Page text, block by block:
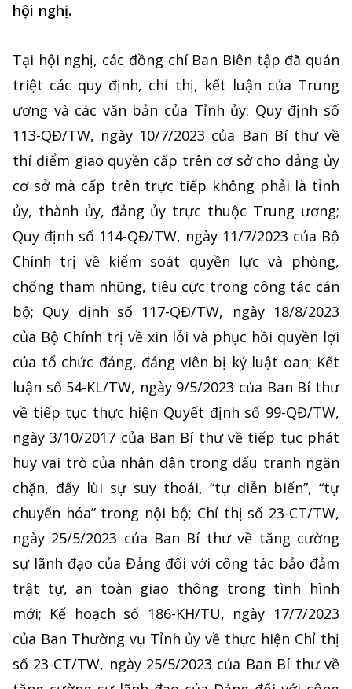
hội nghị.
Tại hội nghị, các đồng chí Ban Biên tập đã quán
triệt các quy định, chỉ thị, kết luận của Trung
ương và các văn bản của Tỉnh ủy: Quy định số
113-QĐ/TW, ngày 10/7/2023 của Ban Bí thư về
thí điểm giao quyền cấp trên cơ sở cho đảng ủy
cơ sở mà cấp trên trực tiếp không phải là tỉnh
ủy, thành ủy, đảng ủy trực thuộc Trung ương;
Quy định số 114-QĐ/TW, ngày 11/7/2023 của Bộ
Chính trị về kiểm soát quyền lực và phòng,
chống tham nhũng, tiêu cực trong công tác cán
bộ; Quy định số 117-QĐ/TW, ngày 18/8/2023
của Bộ Chính trị về xin lỗi và phục hồi quyền lợi
của tổ chức đảng, đảng viên bị kỷ luật oan; Kết
luận số 54-KL/TW, ngày 9/5/2023 của Ban Bí thư
về tiếp tục thực hiện Quyết định số 99-QĐ/TW,
ngày 3/10/2017 của Ban Bí thư về tiếp tục phát
huy vai trò của nhân dân trong đấu tranh ngăn
chặn, đẩy lùi sự suy thoái, “tự diễn biến”, “tự
chuyển hóa” trong nội bộ; Chỉ thị số 23-CT/TW,
ngày 25/5/2023 của Ban Bí thư về tăng cường
sự lãnh đạo của Đảng đối với công tác bảo đảm
trật tự, an toàn giao thông trong tình hình
mới; Kế hoạch số 186-KH/TU, ngày 17/7/2023
của Ban Thường vụ Tỉnh ủy về thực hiện Chỉ thị
số 23-CT/TW, ngày 25/5/2023 của Ban Bí thư về